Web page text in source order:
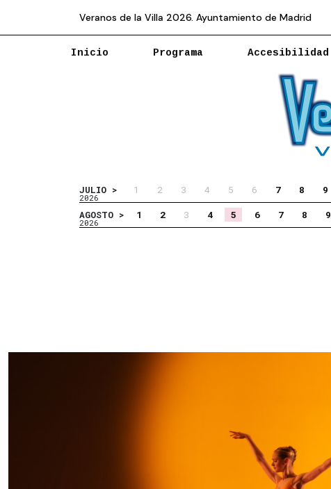
Veranos de la Villa 2026. Ayuntamiento de Madrid
Inicio Programa Accesibilidad
JULIO >
2026
1 2 3 4 5 6 7 8 9
AGOSTO >
2026
1 2 3 4 5 6 7 8 9